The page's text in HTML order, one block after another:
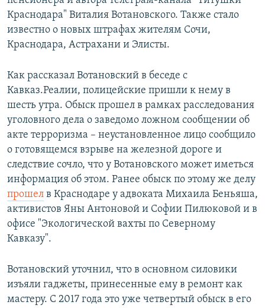
Краснодара" Виталия Вотановского. Также стало
известно о новых штрафах жителям Сочи,
Краснодара, Астрахани и Элисты.
Как рассказал Вотановский в беседе с
Кавказ.Реалии, полицейские пришли к нему в
шесть утра. Обыск прошел в рамках расследования
уголовного дела о заведомо ложном сообщении об
акте терроризма – неустановленное лицо сообщило
о готовящемся взрыве на железной дороге и
следствие сочло, что у Вотановского может иметься
информация об этом. Ранее обыск по этому же делу
прошел в Краснодаре у адвоката Михаила Беньяша,
активистов Яны Антоновой и Софии Пилюковой и в
офисе "Экологической вахты по Северному
Кавказу".
Вотановский уточнил, что в основном силовики
изъяли гаджеты, принесенные ему в ремонт как
мастеру. С 2017 года это уже четвертый обыск в его